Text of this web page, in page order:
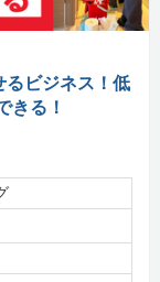
るビジネス！低
きる！